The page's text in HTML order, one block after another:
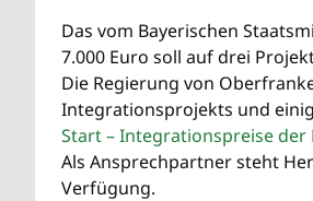
Das vom Bayerischen
7.000 Euro soll auf drei
Die Regierung von
Integrationsprojekts und
Start – Integrationspreise der
Als Ansprechpartner steht
Verfügung.